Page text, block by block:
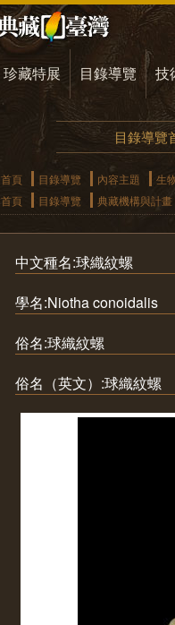
珍藏特展 目錄導覽 技
目錄導覽
首頁 目錄導覽 內容主題 生
首頁
目錄導覽 典藏機構與計畫
中文種名:球織紋螺
學名:Niotha conoidalis
俗名:球織紋螺
俗名（英文）:球織紋螺